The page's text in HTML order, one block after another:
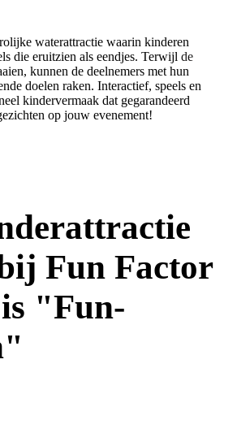
waterattractie waarin kinderen
die eruitzien als eendjes. Terwijlde
kunnen de deelnemers met hun
doelen raken. Interactief, speels en
kindervermaak dat gegarandeerd
op jouw evenement!
Fun Factor
"Fun-